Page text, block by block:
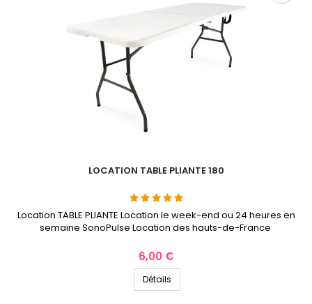
LOCATION TABLE PLIANTE 180
Location TABLE PLIANTE Location le week-end ou 24 heures en
semaine SonoPulse Location des hauts-de-France
Prix
6,00 €
Détails